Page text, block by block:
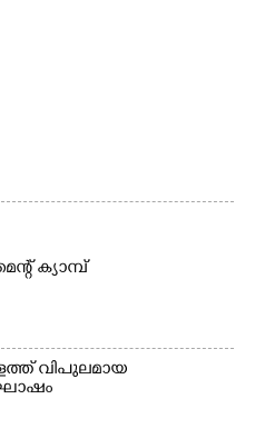
ക്യാമ്പ്
വിപുലമായ